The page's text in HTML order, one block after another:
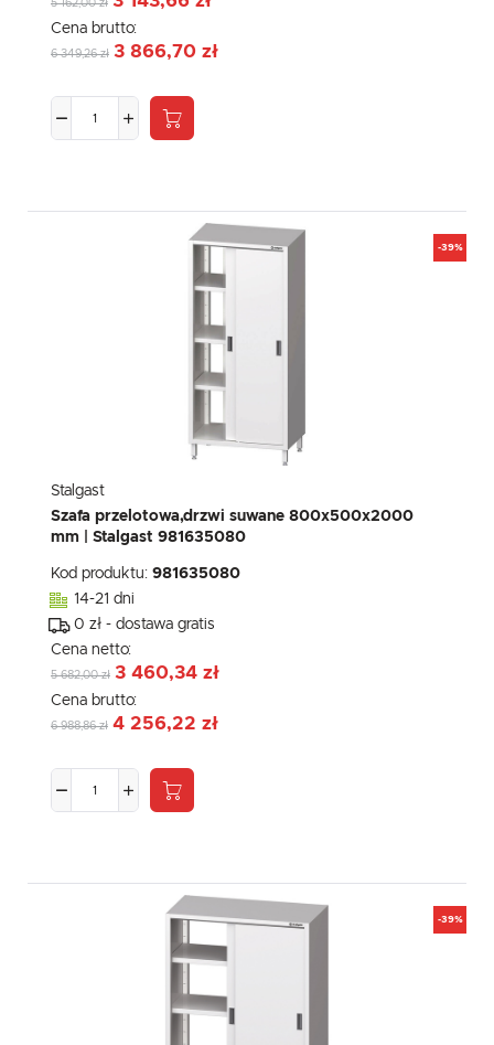
5 162,00 zł
Cena brutto:
6 349,26 zł 3 866,70 zł
-39%
Stalgast
Szafa przelotowa,drzwi suwane 800x500x2000
mm | Stalgast 981635080
Kod produktu: 981635080
14-21 dni
0 zł - dostawa gratis
Cena netto:
5 682,00 zł 3 460,34 zł
Cena brutto:
6 988,86 zł 4 256,22 zł
-39%